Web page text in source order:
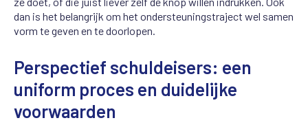
dan is het belangrijk om het ondersteuningstraject wel samen
vorm tegeven en tedoorlopen.
Perspectief schuldeisers: een
uniform proces en duidelijke
voorwaarden